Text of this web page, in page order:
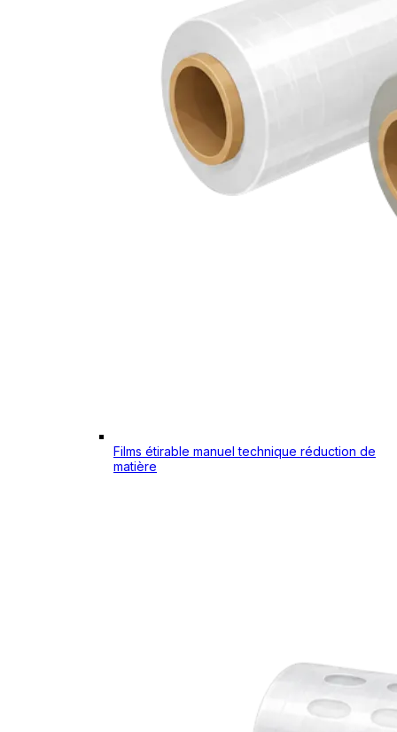
Films étirable manuel technique réduction de
matière